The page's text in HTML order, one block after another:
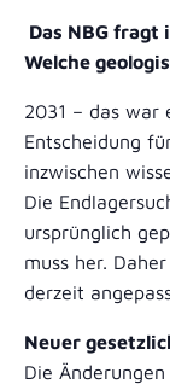
Das NBG
Welche
2031 – das war
Entscheidung
inzwischen
Die
ursprünglich
muss her.
derzeit
Neuer
Die